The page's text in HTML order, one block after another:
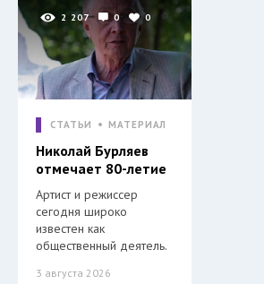
2 207 0 0
СТАТЬИ МАТЕРИАЛ
Николай Бурляев
отмечает 80-летие
Артист и режиссер
сегодня широко
известен как
общественный деятель.
3 августа 2026